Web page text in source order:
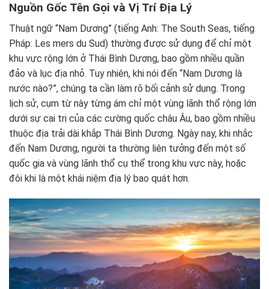
Nguồn Gốc Tên Gọi và Vị Trí Địa Lý
Thuật ngữ “Nam Dương” (tiếng Anh: The South Seas, tiếng
Pháp: Les mers du Sud) thường được sử dụng để chỉ một
khu vực rộng lớn ở Thái Bình Dương, bao gồm nhiều quần
đảo và lục địa nhỏ. Tuy nhiên, khi nói đến “Nam Dương là
nước nào?”, chúng ta cần làm rõ bối cảnh sử dụng. Trong
lịch sử, cụm từ này từng ám chỉ một vùng lãnh thổ rộng lớn
dưới sự cai trị của các cường quốc châu Âu, bao gồm nhiều
thuộc địa trải dài khắp Thái Bình Dương. Ngày nay, khi nhắc
đến Nam Dương, người ta thường liên tưởng đến một số
quốc gia và vùng lãnh thổ cụ thể trong khu vực này, hoặc
đôi khi là một khái niệm địa lý bao quát hơn.